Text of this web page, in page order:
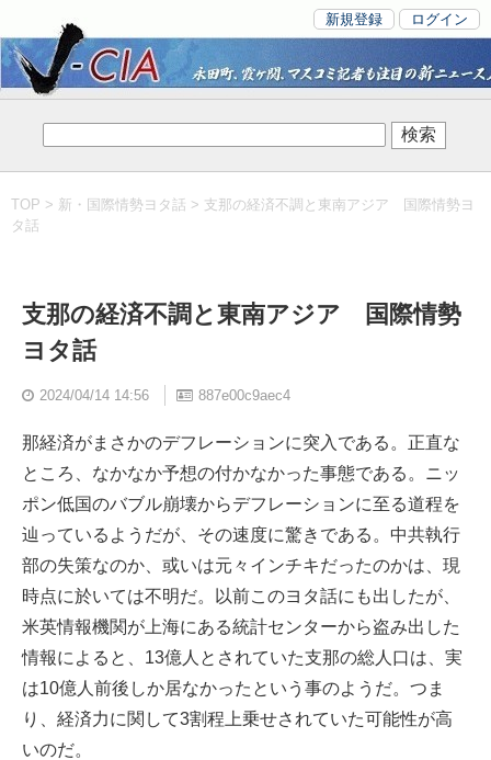
新規登録 ログイン
TOP > 新・国際情勢ヨタ話 > 支那の経済不調と東南アジア 国際情勢ヨ
タ話
支那の経済不調と東南アジア 国際情勢
ヨタ話
2024/04/14 14:56 887e00c9aec4
那経済がまさかのデフレーションに突入である。正直な
ところ、なかなか予想の付かなかった事態である。ニッ
ポン低国のバブル崩壊からデフレーションに至る道程を
辿っているようだが、その速度に驚きである。中共執行
部の失策なのか、或いは元々インチキだったのかは、現
時点に於いては不明だ。以前このヨタ話にも出したが、
米英情報機関が上海にある統計センターから盗み出した
情報によると、13億人とされていた支那の総人口は、実
は10億人前後しか居なかったという事のようだ。つま
り、経済力に関して3割程上乗せされていた可能性が高
いのだ。